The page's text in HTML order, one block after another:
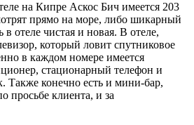
на Кипре Аскос Бич имеется 203
прямо на море, либо шикарный
отеле чистая и новая. В отеле,
который ловит спутниковое
в каждом номере имеется
стационарный телефон и
Также конечно есть и мини-бар,
просьбе клиента, и за